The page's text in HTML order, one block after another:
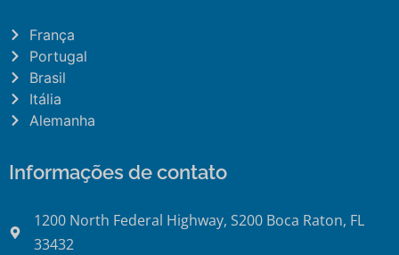
França
Portugal
Brasil
Itália
Alemanha
Informações de contato
1200 North Federal Highway, S200 Boca Raton, FL
33432